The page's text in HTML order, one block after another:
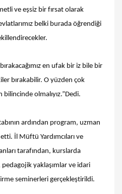
ve eşsiz bir fırsat olarak
belki burada öğrendiği
en ufak bir iz bile bir
bırakabilir. O yüzden çok
olmalıyız.”Dedi.
ardından program, uzman
İl Müftü Yardımcıları ve
tarafından, kurslarda
yaklaşımlar ve idari
seminerleri gerçekleştirildi.